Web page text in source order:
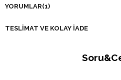
YORUMLAR(1)
TESLIMAT VE KOLAY İADE